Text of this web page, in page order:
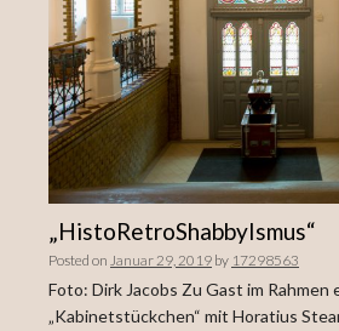
„HistoRetroShabbyIsmus“
Posted on Januar 29, 2019 by 17298563
Foto: Dirk Jacobs Zu Gast im Rahmen
„Kabinetstückchen“ mit Horatius